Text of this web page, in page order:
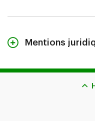
Mentions
et ne constitue pas
couvertures décrites
présentation d’une